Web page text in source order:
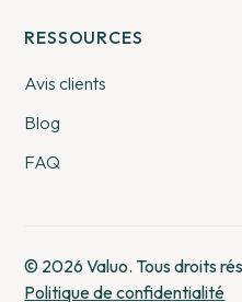
RESSOURCES
Avis clients
Blog
FAQ
© 2026 Valuo. Tous droits
Politique de confidentialité